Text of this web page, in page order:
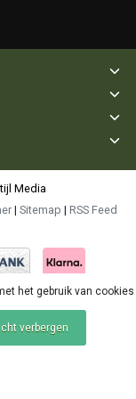
Media
| Sitemap | RSS Feed
het gebruik van cookies
verbergen